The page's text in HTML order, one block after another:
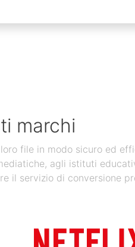
marchi
file in modo sicuro ed
agli istituti
il servizio di conversione